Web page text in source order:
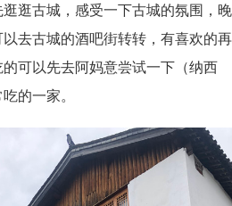
逛古城，感受一下古城的氛围，
去古城的酒吧街转转，有喜欢的
可以先去阿妈意尝试一下（纳西
的一家。